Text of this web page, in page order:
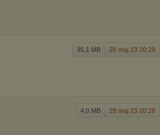
35,1 MB 28 maj 23 20:29
4,0 MB 28 maj 23 20:28